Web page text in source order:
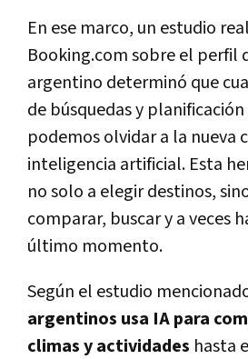
En ese marco, un estudio
Booking.com sobre el perfil
argentino determinó que
de búsquedas y planificación
podemos olvidar a la nueva
inteligencia artificial. Esta
no solo a elegir destinos,
comparar, buscar y a veces
último momento.
Según el estudio
argentinos usa IA para
climas y actividades hasta